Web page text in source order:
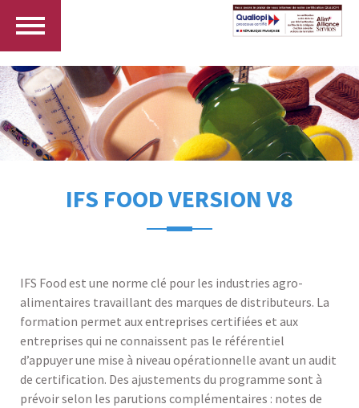
IFS FOOD VERSION V8
IFS Food est une norme clé pour les industries agro-
alimentaires travaillant des marques de distributeurs. La
formation permet aux entreprises certifiées et aux
entreprises qui ne connaissent pas le référentiel
d’appuyer une mise à niveau opérationnelle avant un audit
de certification. Des ajustements du programme sont à
prévoir selon les parutions complémentaires : notes de